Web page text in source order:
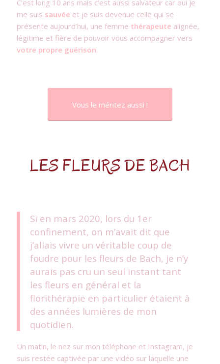
C’est long 10 ans mais c’est aussi salvateur car oui je
me suis sauvée et je suis devenue celle qui se
présente aujourd’hui, une femme thérapeute alignée,
légitime et fière de pouvoir vous accompagner vers
votre propre guérison.
Vous le méritez aussi !
LES FLEURS DE BACH
Si en mars 2020, lors du 1er
confinement, on m’avait dit que
j’allais vivre un véritable coup de
foudre pour les fleurs de Bach, je n’y
aurais pas cru un seul instant tant
les fleurs en général et la
florithérapie en particulier étaient à
des années lumières de mon
quotidien.
Un matin, le nez sur mon téléphone et Instagram, je
suis restée captivée par une vidéo sur laquelle une